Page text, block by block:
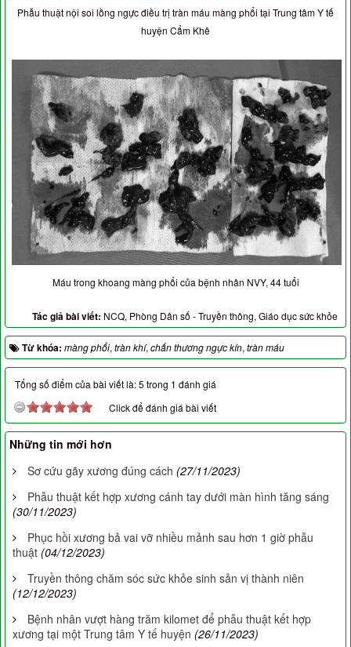
Phẫu thuật nội soi lồng ngực điều trị tràn máu màng phổi tại Trung tâm Y tế
huyện Cẩm Khê
Máu trong khoang màng phổi của bệnh nhân NVY, 44 tuổi
Tác giả bài viết: NCQ, Phòng Dân số - Truyền thông, Giáo dục sức khỏe
Từ khóa: màng phổi, tràn khí, chấn thương ngực kín, tràn máu
Tổng số điểm của bài viết là: 5 trong 1 đánh giá
Click để đánh giá bài viết
Những tin mới hơn
Sơ cứu gãy xương đúng cách (27/11/2023)
Phẫu thuật kết hợp xương cánh tay dưới màn hình tăng sáng
(30/11/2023)
Phục hồi xương bả vai vỡ nhiều mảnh sau hơn 1 giờ phẫu
thuật (04/12/2023)
Truyền thông chăm sóc sức khỏe sinh sản vị thành niên
(12/12/2023)
Bệnh nhân vượt hàng trăm kilomet để phẫu thuật kết hợp
xương tại một Trung tâm Y tế huyện (26/11/2023)